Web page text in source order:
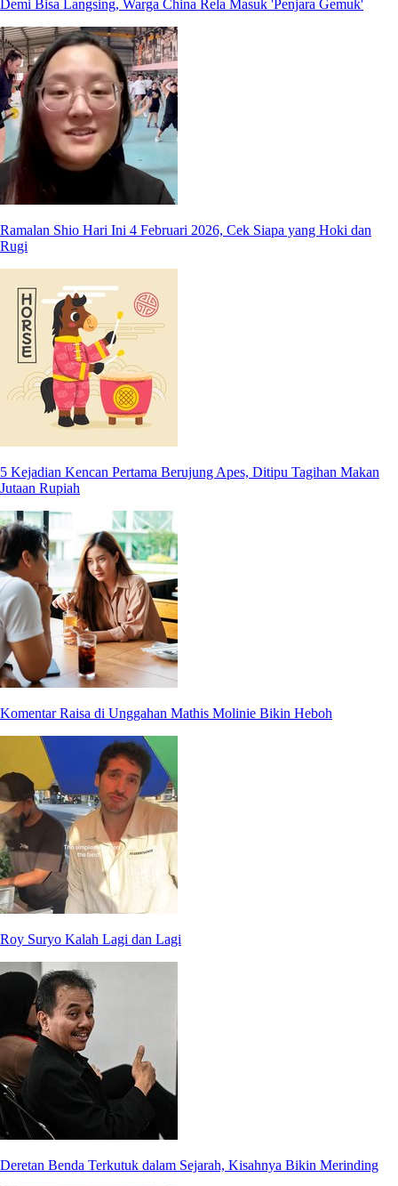
Demi Bisa Langsing, Warga China Rela Masuk 'Penjara Gemuk'
Ramalan Shio Hari Ini 4 Februari 2026, Cek Siapa yang Hoki dan
Rugi
5 Kejadian Kencan Pertama Berujung Apes, Ditipu Tagihan Makan
Jutaan Rupiah
Komentar Raisa di Unggahan Mathis Molinie Bikin Heboh
Roy Suryo Kalah Lagi dan Lagi
Deretan Benda Terkutuk dalam Sejarah, Kisahnya Bikin Merinding